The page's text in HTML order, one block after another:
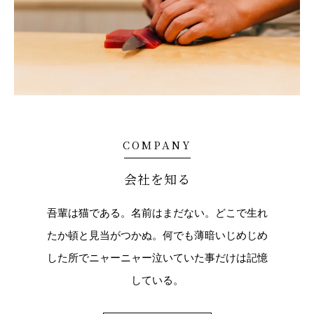
COMPANY
会社を知る
吾輩は猫である。名前はまだない。どこで生れ
たか頓と見当がつかぬ。何でも薄暗いじめじめ
した所でニャーニャー泣いていた事だけは記憶
している。